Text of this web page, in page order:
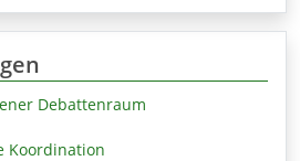
Debattenraum
Koordination